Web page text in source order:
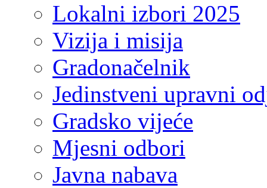
Lokalni izbori 2025
Vizija i misija
Gradonačelnik
Jedinstveni upravni
Gradsko vijeće
Mjesni odbori
Javna nabava